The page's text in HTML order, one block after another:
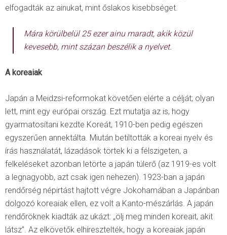
elfogadták az ainukat, mint őslakos kisebbséget.
Mára körülbelül 25 ezer ainu maradt, akik közül
kevesebb, mint százan beszélik a nyelvet.
A koreaiak
Japán a Meidzsi-reformokat követően elérte a célját; olyan
lett, mint egy európai ország. Ezt mutatja az is, hogy
gyarmatosítani kezdte Koreát, 1910-ben pedig egészen
egyszerűen annektálta. Miután betiltották a koreai nyelv és
írás használatát, lázadások törtek ki a félszigeten, a
felkeléseket azonban letörte a japán túlerő (az 1919-es volt
a legnagyobb, azt csak igen nehezen). 1923-ban a japán
rendőrség népirtást hajtott végre Jokohamában a Japánban
dolgozó koreaiak ellen, ez volt a Kanto-mészárlás. A japán
rendőröknek kiadták az ukázt: „ölj meg minden koreait, akit
látsz”. Az elkövetők elhíresztelték, hogy a koreaiak japán